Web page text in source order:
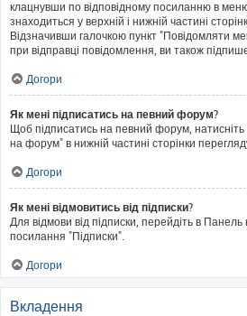
клацнувши по відповідному посиланню в
знаходиться у верхній і нижній частині
Відзначивши галочкою пункт "Повідомляти
при відправці повідомлення, ви також
Догори
Як мені підписатись на певний форум?
Щоб підписатись на певний форум,
на форум" в нижній частині сторінки
Догори
Як мені відмовитись від підписки?
Для відмови від підписки, перейдіть в Панель
посилання "Підписки".
Догори
Вкладення